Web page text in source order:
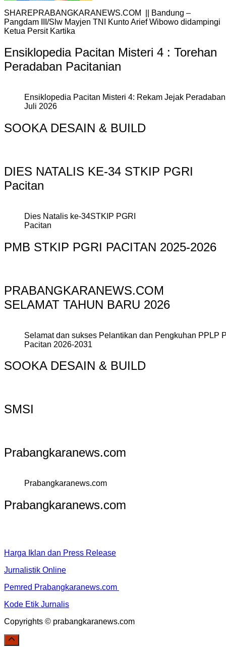
SHAREPRABANGKARANEWS.COM || Bandung –
Pangdam III/Slw Mayjen TNI Kunto Arief Wibowo didampingi
Ketua Persit Kartika
Ensiklopedia Pacitan Misteri 4 : Torehan
Peradaban Pacitanian
Ensiklopedia Pacitan Misteri 4: Rekam Jejak
Juli 2026
SOOKA DESAIN & BUILD
DIES NATALIS KE-34 STKIP PGRI
Pacitan
Dies Natalis ke-34STKIP PGRI
Pacitan
PMB STKIP PGRI PACITAN 2025-2026
PRABANGKARANEWS.COM
SELAMAT TAHUN BARU 2026
Selamat dan sukses Pelantikan dan Pengkuhan PPLP
Pacitan 2026-2031
SOOKA DESAIN & BUILD
SMSI
Prabangkaranews.com
Prabangkaranews.com
Prabangkaranews.com
Harga Iklan dan Press Release
Jurnalistik Online
Pemred Prabangkaranews.com
Kode Etik Jurnalis
Copyrights © prabangkaranews.com